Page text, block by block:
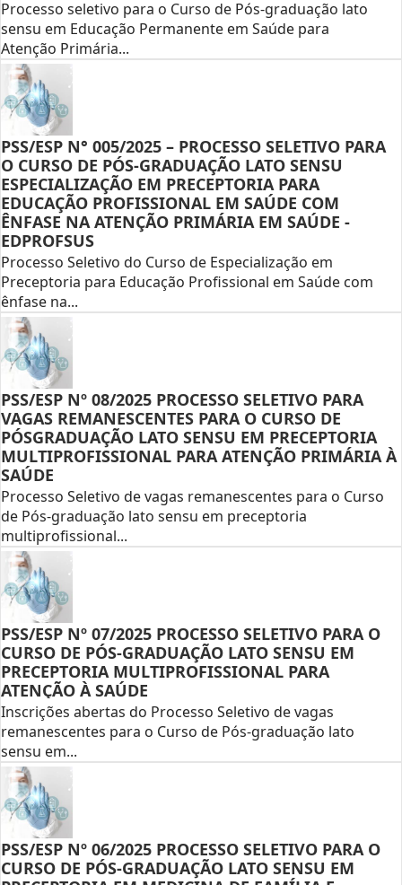
Processo seletivo para o Curso de Pós-graduação lato
sensu em Educação Permanente em Saúde para
Atenção Primária...
PSS/ESP N° 005/2025 – PROCESSO SELETIVO PARA
O CURSO DE PÓS-GRADUAÇÃO LATO SENSU
ESPECIALIZAÇÃO EM PRECEPTORIA PARA
EDUCAÇÃO PROFISSIONAL EM SAÚDE COM
ÊNFASE NA ATENÇÃO PRIMÁRIA EM SAÚDE -
EDPROFSUS
Processo Seletivo do Curso de Especialização em
Preceptoria para Educação Profissional em Saúde com
ênfase na...
PSS/ESP Nº 08/2025 PROCESSO SELETIVO PARA
VAGAS REMANESCENTES PARA O CURSO DE
PÓSGRADUAÇÃO LATO SENSU EM PRECEPTORIA
MULTIPROFISSIONAL PARA ATENÇÃO PRIMÁRIA À
SAÚDE
Processo Seletivo de vagas remanescentes para o Curso
de Pós-graduação lato sensu em preceptoria
multiprofissional...
PSS/ESP Nº 07/2025 PROCESSO SELETIVO PARA O
CURSO DE PÓS-GRADUAÇÃO LATO SENSU EM
PRECEPTORIA MULTIPROFISSIONAL PARA
ATENÇÃO À SAÚDE
Inscrições abertas do Processo Seletivo de vagas
remanescentes para o Curso de Pós-graduação lato
sensu em...
PSS/ESP Nº 06/2025 PROCESSO SELETIVO PARA O
CURSO DE PÓS-GRADUAÇÃO LATO SENSU EM